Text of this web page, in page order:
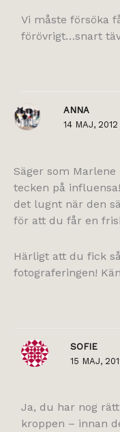
Vi måste försöka
förövrigt…snart
ANNA
14 MAJ,
Säger som
tecken på
det lugnt när den
för att du får en
Härligt att du fick
fotograferingen!
SOFIE
15 MAJ,
Ja, du har nog
kroppen – innan